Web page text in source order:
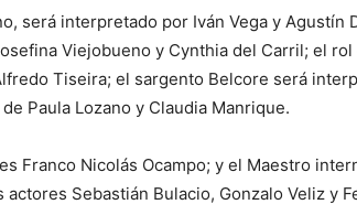
será interpretado por Iván Vega y Agustín
Viejobueno y Cynthia del Carril; el rol
Tiseira; el sargento Belcore será
Paula Lozano y Claudia Manrique.
Franco Nicolás Ocampo; y el Maestro
actores Sebastián Bulacio, Gonzalo Veliz y